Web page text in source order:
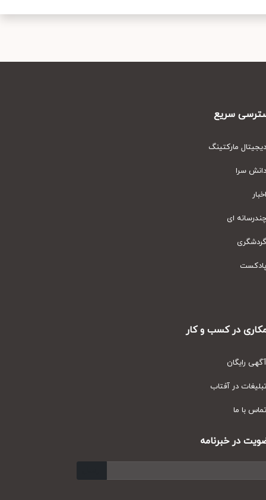
سریع
مارکتینگ
سرا
ای
در کسب و کار
رایگان
در آفتاب
با ما
در خبرنامه